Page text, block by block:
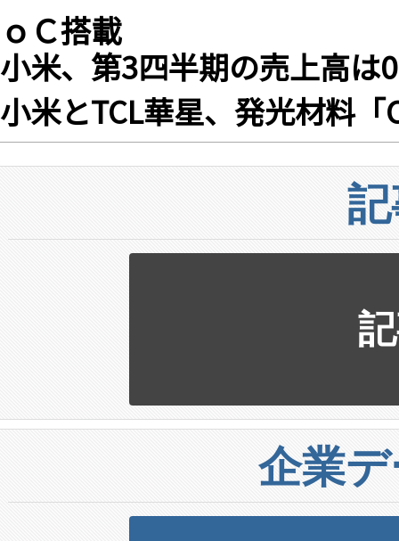
ｏＣ搭載
小米、第3四半期の売上高は
小米とTCL華星、発光材料
企業